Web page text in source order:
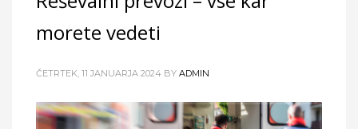
morete vedeti
ČETRTEK, 11 JANUARJA 2024 BY ADMIN